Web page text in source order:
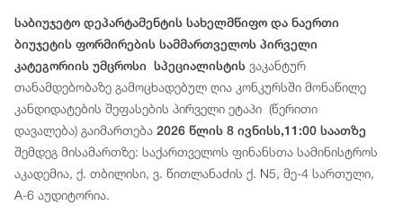
საბიუჯეტო დეპარტამენტის სახელმწიფო და ნაერთი
ბიუჯეტის ფორმირების სამმართველოს პირველი
კატეგორიის უმცროსი სპეციალისტის ვაკანტურ
თანამდებობაზე გამოცხადებულ ღია კონკურსში მონაწილე
კანდიდატების შეფასების პირველი ეტაპი (წერითი
დავალება) გაიმართება 2026 წლის 8 ივნისს,11:00 საათზე
შემდეგ მისამართზე: საქართველოს ფინანსთა სამინისტროს
აკადემია, ქ. თბილისი, ვ. წითლანაძის ქ. N5, მე-4 სართული,
A-6 აუდიტორია.